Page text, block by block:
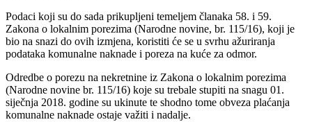
Podaci koji su do sada prikupljeni temeljem članaka 58. i 59.
Zakona o lokalnim porezima (Narodne novine, br. 115/16), koji je
bio na snazi do ovih izmjena, koristiti će se u svrhu ažuriranja
podataka komunalne naknade i poreza na kuće za odmor.
Odredbe o porezu na nekretnine iz Zakona o lokalnim porezima
(Narodne novine br. 115/16) koje su trebale stupiti na snagu 01.
siječnja 2018. godine su ukinute te shodno tome obveza plaćanja
komunalne naknade ostaje važiti i nadalje.